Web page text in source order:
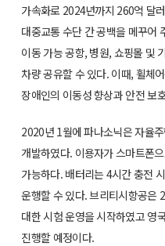
가속화로 2024년까지 260억 달
대중교통 수단 간 공백을 메꾸어
이동 가능 공항, 병원, 쇼핑몰 및
차량 공유할 수 있다. 이때, 휠체
장애인의 이동성 향상과 안전 보
2020년 1월에 파나소닉은 자율
개발하였다. 이용자가 스마트폰
가능하다. 배터리는 4시간 충전
운행할 수 있다. 브리티시항공은
대한 시험 운영을 시작하였고 영
진행할 예정이다.